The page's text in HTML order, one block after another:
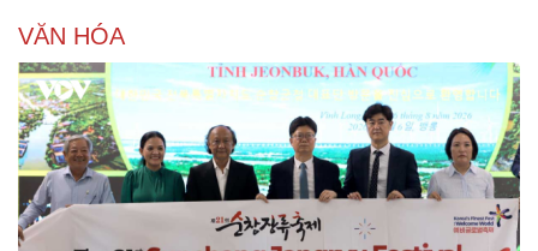
Sân khấu - Điện ảnh
Văn học
Âm nhạc
Di sản
Thời trang
Sao Việt
VĂN HÓA